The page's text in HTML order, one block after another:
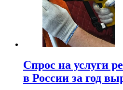
Спрос на услуги
в России за год